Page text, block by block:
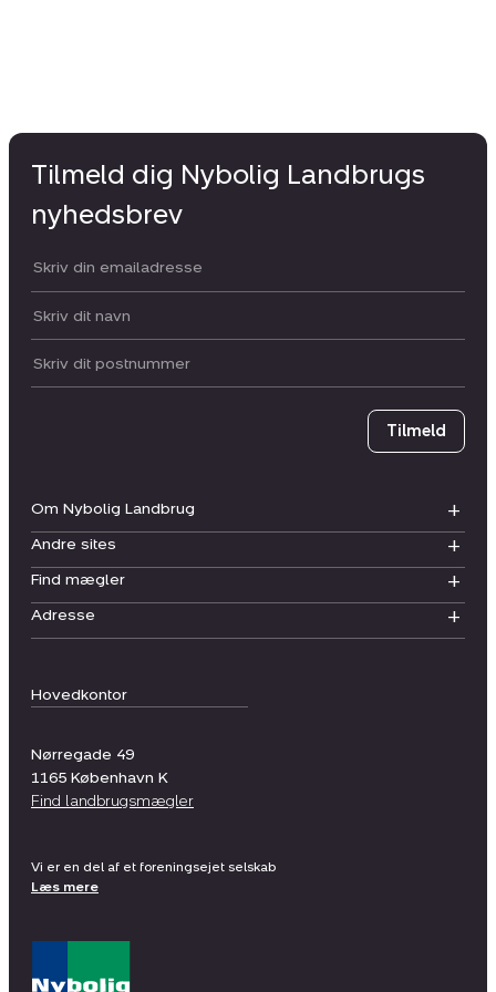
Hovedkontor
Nørregade 49
1165 København K
Find landbrugsmægler
Om Nybolig Landbrug
Andre sites
Find mægler
Adresse
Tilmeld dig Nybolig Landbrugs
nyhedsbrev
Din email:
Dit navn:
Postnummer
Tilmeld
Vi er en del af et foreningsejet selskab
Læs mere